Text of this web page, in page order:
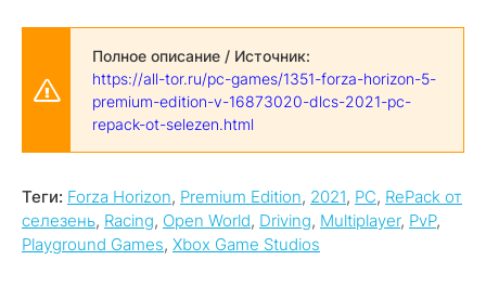
Полное описание / Источник:
https://all-tor.ru/pc-games/1351-forza-horizon-5-
premium-edition-v-16873020-dlcs-2021-pc-
repack-ot-selezen.html
Теги: Forza Horizon, Premium Edition, 2021, PC, RePack от
селезень, Racing, Open World, Driving, Multiplayer, PvP,
Playground Games, Xbox Game Studios